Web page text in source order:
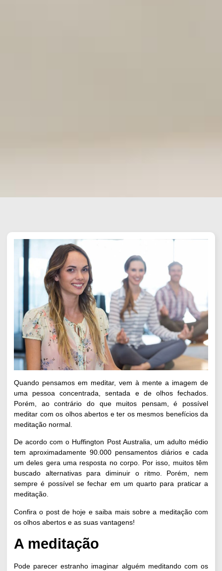
Quando pensamos em meditar, vem à mente a imagem de
uma pessoa concentrada, sentada e de olhos fechados.
Porém, ao contrário do que muitos pensam, é possível
meditar com os olhos abertos e ter os mesmos benefícios da
meditação normal.
De acordo com o Huffington Post Australia, um adulto médio
tem aproximadamente 90.000 pensamentos diários e cada
um deles gera uma resposta no corpo. Por isso, muitos têm
buscado alternativas para diminuir o ritmo. Porém, nem
sempre é possível se fechar em um quarto para praticar a
meditação.
Confira o post de hoje e saiba mais sobre a meditação com
os olhos abertos e as suas vantagens!
A meditação
Pode parecer estranho imaginar alguém meditando com os